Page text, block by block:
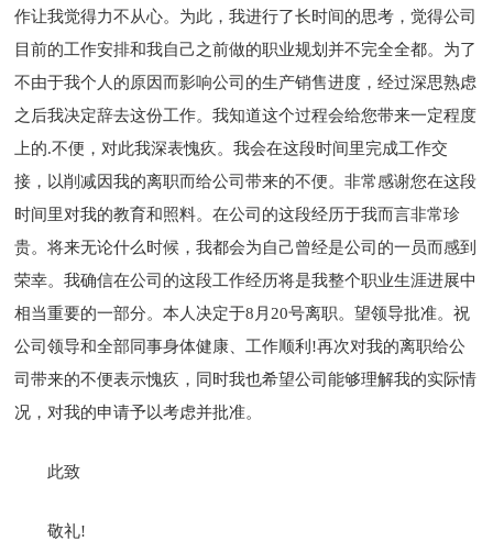
作让我觉得力不从心。为此，我进行了长时间的思考，觉得公司
目前的工作安排和我自己之前做的职业规划并不完全全都。为了
不由于我个人的原因而影响公司的生产销售进度，经过深思熟虑
之后我决定辞去这份工作。我知道这个过程会给您带来一定程度
上的.不便，对此我深表愧疚。我会在这段时间里完成工作交
接，以削减因我的离职而给公司带来的不便。非常感谢您在这段
时间里对我的教育和照料。在公司的这段经历于我而言非常珍
贵。将来无论什么时候，我都会为自己曾经是公司的一员而感到
荣幸。我确信在公司的这段工作经历将是我整个职业生涯进展中
相当重要的一部分。本人决定于8月20号离职。望领导批准。祝
公司领导和全部同事身体健康、工作顺利!再次对我的离职给公
司带来的不便表示愧疚，同时我也希望公司能够理解我的实际情
况，对我的申请予以考虑并批准。
此致
敬礼!